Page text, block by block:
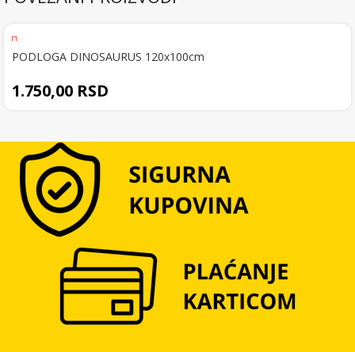
PODLOGA DINOSAURUS 120x100cm
1.750,00 RSD